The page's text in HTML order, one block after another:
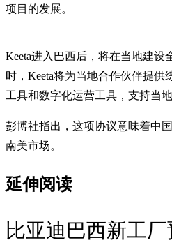
项目的发展。
Keeta进入巴西后，将在当地建设
时，Keeta将为当地合作伙伴提供
工具和数字化运营工具，支持当
彭博社指出，这项协议意味着中
南美市场。
延伸阅读
比亚迪巴西新工厂